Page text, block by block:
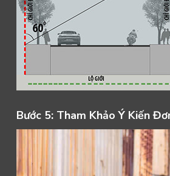
Bước 5: Tham Khảo Ý Kiến